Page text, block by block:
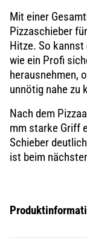
Mit einer
Pizzaschieber
Hitze. So kannst
wie ein Profi
herausnehmen,
unnötig nahe zu
Nach dem
mm starke Griff
Schieber
ist beim